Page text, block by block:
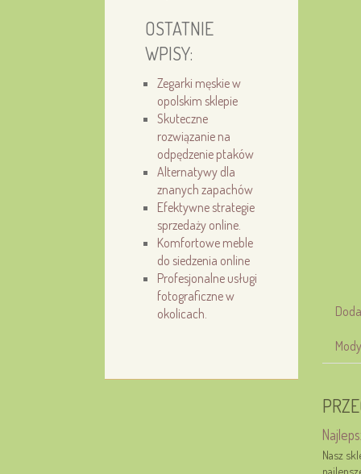
OSTATNIE
WPISY:
Zegarki męskie w
opolskim sklepie
Skuteczne
rozwiązanie na
odpędzenie ptaków
Alternatywy dla
znanych zapachów
Efektywne strategie
sprzedaży online.
Komfortowe meble
do siedzenia online
Profesjonalne usługi
fotograficzne w
okolicach.
Nasz